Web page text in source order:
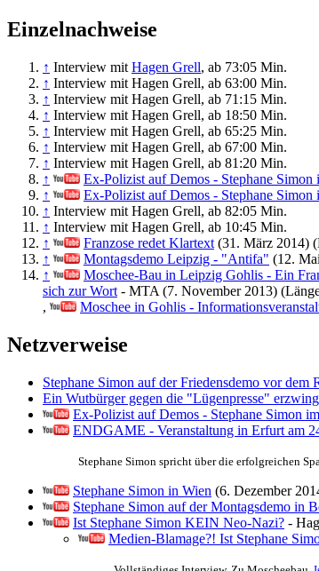
Einzelnachweise
↑ Interview mit Hagen Grell, ab 73:05 Min.
↑ Interview mit Hagen Grell, ab 63:00 Min.
↑ Interview mit Hagen Grell, ab 71:15 Min.
↑ Interview mit Hagen Grell, ab 18:50 Min.
↑ Interview mit Hagen Grell, ab 65:25 Min.
↑ Interview mit Hagen Grell, ab 67:00 Min.
↑ Interview mit Hagen Grell, ab 81:20 Min.
↑
Ex-Polizist auf Demos - Stephane
↑
Ex-Polizist auf Demos - Stephane
↑ Interview mit Hagen Grell, ab 82:05 Min.
↑ Interview mit Hagen Grell, ab 10:45 Min.
↑
Franzose redet Klartext (31. März 2014)
↑
Montagsdemo Leipzig - "Antifa" (12.
↑
Moschee-Bau in Leipzig Gohlis - Ein
sich zur Wort - MTA (7. November 2013)
,
Moschee in Gohlis -
Netzverweise
Stephane Simon auf der Friedensdemo vor dem
Ein Wutbürger gegen die "Lügenpresse"
Ex-Polizist auf Demos - Stephane Simon
ENDGAME - Veranstaltung in Erfurt am
Stephane Simon spricht über die erfolgreichen
Stephane Simon in Wien (6. Dezember
Stephane Simon auf der Montagsdemo in
Ist Stephane Simon KEIN Neo-Nazi? -
Medien-Blamage?! Ist Stephane